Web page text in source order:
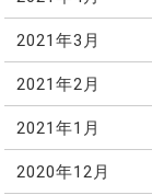
2021年3月
2021年2月
2021年1月
2020年12月